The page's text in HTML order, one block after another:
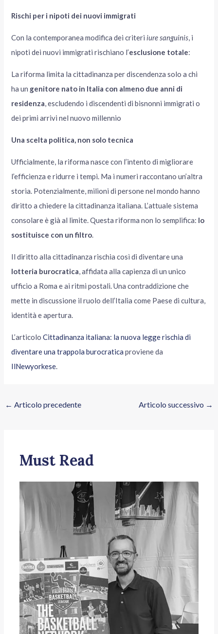
Rischi per i nipoti dei nuovi immigrati
Con la contemporanea modifica dei criteri iure sanguinis, i
nipoti dei nuovi immigrati rischiano l’esclusione totale:
La riforma limita la cittadinanza per discendenza solo a chi
ha un genitore nato in Italia con almeno due anni di
residenza, escludendo i discendenti di bisnonni immigrati o
dei primi arrivi nel nuovo millennio
Una scelta politica, non solo tecnica
Ufficialmente, la riforma nasce con l’intento di migliorare
l’efficienza e ridurre i tempi. Ma i numeri raccontano un’altra
storia. Potenzialmente, milioni di persone nel mondo hanno
diritto a chiedere la cittadinanza italiana. L’attuale sistema
consolare è già al limite. Questa riforma non lo semplifica: lo
sostituisce con un filtro.
Il diritto alla cittadinanza rischia così di diventare una
lotteria burocratica, affidata alla capienza di un unico
ufficio a Roma e ai ritmi postali. Una contraddizione che
mette in discussione il ruolo dell’Italia come Paese di cultura,
identità e apertura.
L’articoloCittadinanza italiana: la nuova legge rischia di
diventare una trappola burocratica proviene da
IlNewyorkese.
← Articolo precedente Articolo successivo →
Must Read